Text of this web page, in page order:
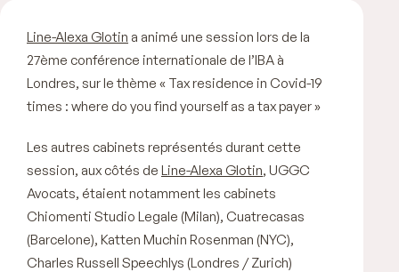
Line-Alexa Glotin a animé une session lors de la
27ème conférence internationale de l’IBA à
Londres, sur le thème « Tax residence in Covid-19
times : where do you find yourself as a tax payer »
Les autres cabinets représentés durant cette
session, aux côtés de Line-Alexa Glotin, UGGC
Avocats, étaient notamment les cabinets
Chiomenti Studio Legale (Milan), Cuatrecasas
(Barcelone), Katten Muchin Rosenman (NYC),
Charles Russell Speechlys (Londres / Zurich)